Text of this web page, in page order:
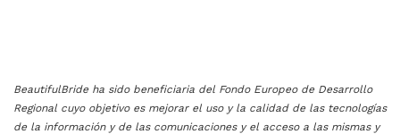
BeautifulBride ha sido beneficiaria del Fondo Europeo de Desarrollo
Regional cuyo objetivo es mejorar el uso y la calidad de las tecnologías
de la información y de las comunicaciones y el acceso a las mismas y